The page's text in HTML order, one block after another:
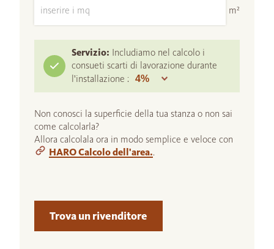
m²
Servizio: Includiamo nel calcolo i
consueti scarti di lavorazione durante
l'installazione :
Non conosci la superficie della tua stanza o non sai
come calcolarla?
Allora calcolala ora in modo semplice e veloce con
HARO Calcolo dell'area..
Trova un rivenditore